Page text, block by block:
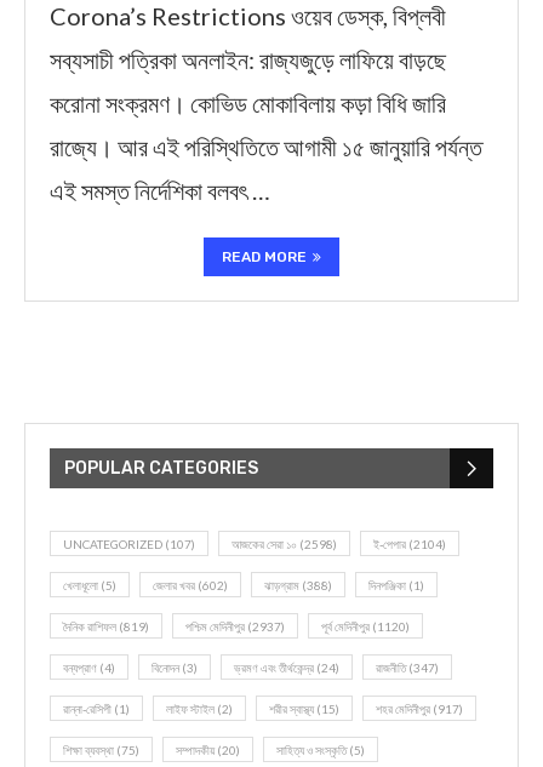
Corona’s Restrictions ওয়েব ডেস্ক, বিপ্লবী
সব্যসাচী পত্রিকা অনলাইন: রাজ্যজুড়ে লাফিয়ে বাড়ছে
করোনা সংক্রমণ। কোভিড মোকাবিলায় কড়া বিধি জারি
রাজ্যে। আর এই পরিস্থিতিতে আগামী ১৫ জানুয়ারি পর্যন্ত
এই সমস্ত নির্দেশিকা বলবৎ …
READ MORE
POPULAR CATEGORIES
UNCATEGORIZED (107) আজকের সেরা ১০ (2598) ই-পেপার (2104)
খেলাধূলো (5) জেলার খবর (602) ঝাড়গ্রাম (388) দিনপঞ্জিকা (1)
দৈনিক রাশিফল (819) পশ্চিম মেদিনীপুর (2937) পূর্ব মেদিনীপুর (1120)
বন্যপ্রাণ (4) বিনোদন(3) ভ্রমণ এবং তীর্থকেন্দ্র (24) রাজনীতি(347)
রান্না-রেসিপী (1) লাইফ স্টাইল (2) শরীর স্বাস্থ্য (15) শহর মেদিনীপুর (917)
শিক্ষা ব্যবস্থা (75) সম্পাদকীয় (20) সাহিত্য ও সংস্কৃতি(5)